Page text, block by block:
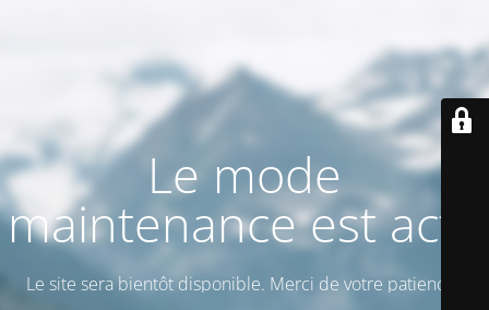
Le mode
maintenance est actif
Le site sera bientôt disponible. Merci de votre patience !